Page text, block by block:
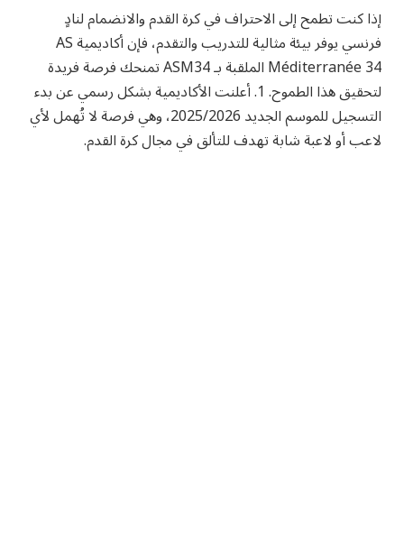
إذا كنت تطمح إلى الاحتراف في كرة القدم والانضمام لنادٍ
فرنسي يوفر بيئة مثالية للتدريب والتقدم، فإن أكاديمية AS
Méditerranée 34 الملقبة بـ ASM34 تمنحك فرصة فريدة
لتحقيق هذا الطموح. 1. أعلنت الأكاديمية بشكل رسمي عن بدء
التسجيل للموسم الجديد 2025/2026، وهي فرصة لا تُهمل لأي
لاعب أو لاعبة شابة تهدف للتألق في مجال كرة القدم.